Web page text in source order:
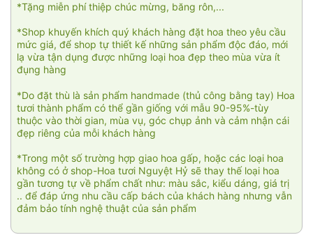
*Tặng miễn phí thiệp chúc mừng, băng rôn,...
*Shop khuyến khích quý khách hàng đặt hoa theo yêu cầu
mức giá, để shop tự thiết kế những sản phẩm độc đáo, mới
lạ vừa tận dụng được những loại hoa đẹp theo mùa vừa ít
đụng hàng
*Do đặt thù là sản phẩm handmade (thủ công bằng tay) Hoa
tươi thành phẩm có thể gần giống với mẫu 90-95%-tùy
thuộc vào thời gian, mùa vụ, góc chụp ảnh và cảm nhận cái
đẹp riêng của mỗi khách hàng
*Trong một số trường hợp giao hoa gấp, hoặc các loại hoa
không có ở shop-Hoa tươi Nguyệt Hỷ sẽ thay thế loại hoa
gần tương tự về phẩm chất như: màu sắc, kiểu dáng, giá trị
.. để đáp ứng nhu cầu cấp bách của khách hàng nhưng vẫn
đảm bảo tính nghệ thuật của sản phẩm